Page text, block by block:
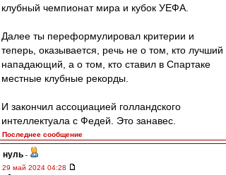
клубный чемпионат мира и кубок УЕФА.
Далее ты переформулировал критерии и
теперь, оказывается, речь не о том, кто лучший
нападающий, а о том, кто ставил в Спартаке
местные клубные рекорды.
И закончил ассоциацией голландского
интеллектуала с Федей. Это занавес.
Последнее сообщение
нуль -
29 май 2024 04:28